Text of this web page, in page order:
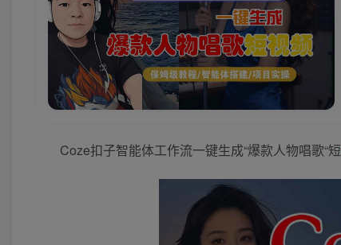
Coze扣子智能体工作流一键生成“爆款人物唱歌“短